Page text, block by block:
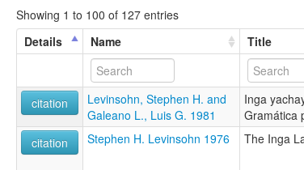
Showing 1 to 100 of 127 entries
Details
Name Title
citation
Levinsohn, Stephen H. and
Galeano L., Luis G. 1981
Inga
Gramática
citation Stephen H. Levinsohn 1976 The Inga